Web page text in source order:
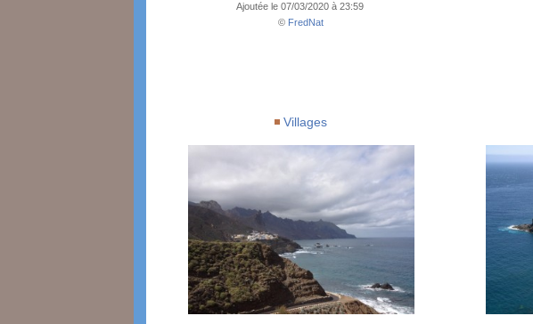
Ajoutée le 07/03/2020 à 23:59
© FredNat
Villages